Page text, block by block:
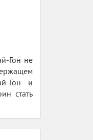
Гон не
Гон и
стать